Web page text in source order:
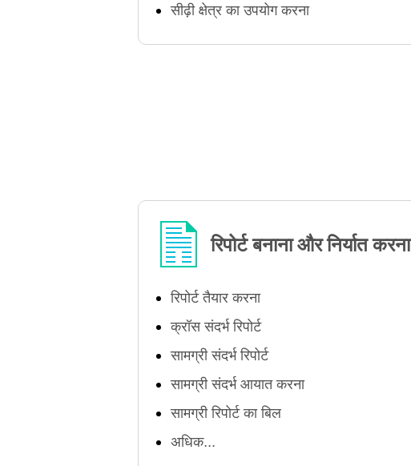
सीढ़ी क्षेत्र का उपयोग करना
रिपोर्ट बनाना और निर्यात करना
रिपोर्ट तैयार करना
क्रॉस संदर्भ रिपोर्ट
सामग्री संदर्भ रिपोर्ट
सामग्री संदर्भ आयात करना
सामग्री रिपोर्ट का बिल
अधिक...